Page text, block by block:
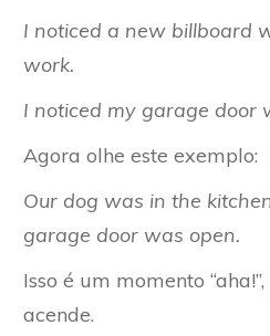
I noticed a new billboard
work.
I noticed my garage door
Agora olhe este exemplo:
Our dog was in the
garage door was open.
Isso é um momento
acende.